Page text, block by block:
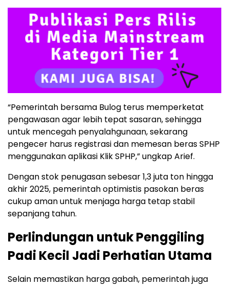
“Pemerintah bersama Bulog terus memperketat
pengawasan agar lebih tepat sasaran, sehingga
untuk mencegah penyalahgunaan, sekarang
pengecer harus registrasi dan memesan beras SPHP
menggunakan aplikasi Klik SPHP,” ungkap Arief.
Dengan stok penugasan sebesar 1,3 juta ton hingga
akhir 2025, pemerintah optimistis pasokan beras
cukup aman untuk menjaga harga tetap stabil
sepanjang tahun.
Perlindungan untuk Penggiling
Padi Kecil Jadi Perhatian Utama
Selain memastikan harga gabah, pemerintah juga